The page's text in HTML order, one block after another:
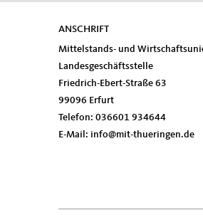
Fußbereich
ANSCHRIFT
Mittelstands- und
Landesgeschäftsstelle
Friedrich-Ebert-Straße 63
99096 Erfurt
Telefon: 036601 934644
E-Mail: info@mit-thueringen.de